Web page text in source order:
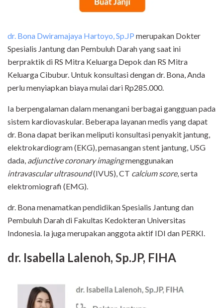
dr. Bona Dwiramajaya Hartoyo, Sp.JP merupakan Dokter
Spesialis Jantung dan Pembuluh Darah yang saat ini
berpraktik di RS Mitra Keluarga Depok dan RS Mitra
Keluarga Cibubur. Untuk konsultasi dengan dr. Bona, Anda
perlu menyiapkan biaya mulai dari Rp285.000.
Ia berpengalaman dalam menangani berbagai gangguan pada
sistem kardiovaskular. Beberapa layanan medis yang dapat
dr. Bona dapat berikan meliputi konsultasi penyakit jantung,
elektrokardiogram (EKG), pemasangan stent jantung, USG
dada, adjunctive coronary imagingmenggunakan
intravascular ultrasound(IVUS), CT calcium score, serta
elektromiografi (EMG).
dr. Bona menamatkan pendidikan Spesialis Jantung dan
Pembuluh Darah di Fakultas Kedokteran Universitas
Indonesia. Ia juga merupakan anggota aktif IDI dan PERKI.
dr. Isabella Lalenoh, Sp.JP, FIHA